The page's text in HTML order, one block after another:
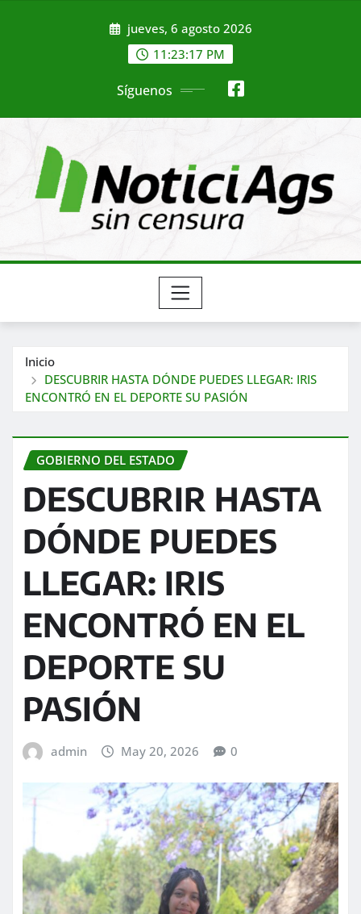
jueves, 6 agosto 2026
11:23:19 PM
Síguenos
Inicio
DESCUBRIR HASTA DÓNDE PUEDES LLEGAR: IRIS
ENCONTRÓ EN EL DEPORTE SU PASIÓN
GOBIERNO DEL ESTADO
DESCUBRIR HASTA
DÓNDE PUEDES
LLEGAR: IRIS
ENCONTRÓ EN EL
DEPORTE SU
PASIÓN
admin May 20, 2026 0